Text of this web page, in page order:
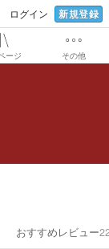
ログイン 新規登録
ージ その他
おすすめレビュー